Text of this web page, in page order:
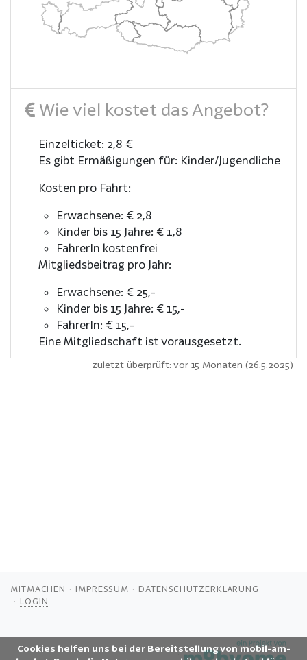
Cookies helfen uns bei der Bereitstellung von mobil-am-
Wie viel kostet das Angebot?
Einzelticket: 2,8 €
Es gibt Ermäßigungen für: Kinder/Jugendliche
Kosten pro Fahrt:
Erwachsene: € 2,8
Kinder bis 15 Jahre: € 1,8
FahrerIn kostenfrei
Mitgliedsbeitrag pro Jahr:
Erwachsene: € 25,-
Kinder bis 15 Jahre: € 15,-
FahrerIn: € 15,-
Eine Mitgliedschaft ist vorausgesetzt.
zuletzt überprüft: vor 15 Monaten (26.5.2025)
MITMACHEN IMPRESSUM
DATENSCHUTZERKLÄRUNG
LOGIN